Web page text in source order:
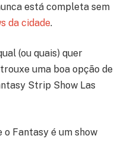
está completa sem
da cidade.
(ou quais) quer
uma boa opção de
Strip Show Las
o Fantasy é um show